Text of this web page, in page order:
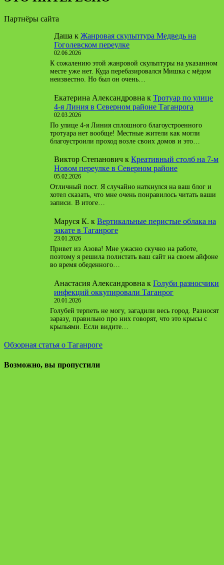
Партнёры сайта
Даша к Жанровая скульптура Медведь на
Гоголевском переулке
02.06.2026
К сожалению этой жанровой скульптуры на указанном
месте уже нет. Куда перебазировался Мишка с мёдом
неизвестно. Но был он очень…
Екатерина Александровна к Тротуар по улице
4-я Линия в Северном районе Таганрога
02.03.2026
По улице 4-я Линия сплошного благоустроенного
тротуара нет вообще! Местные жители как могли
благоустроили проход возле своих домов и это…
Виктор Степанович к Креативный столб на 7-м
Новом переулке в Северном районе
05.02.2026
Отличный пост. Я случайно наткнулся на ваш блог и
хотел сказать, что мне очень понравилось читать ваши
записи. В итоге…
Маруся К. к Вертикальные перистые облака на
закате в Таганроге
23.01.2026
Привет из Азова! Мне ужасно скучно на работе,
поэтому я решила полистать ваш сайт на своем айфоне
во время обеденного…
Анастасия Александровна к Голуби разносчики
инфекций оккупировали Таганрог
20.01.2026
Голубей терпеть не могу, загадили весь город. Разносят
заразу, правильно про них говорят, что это крысы с
крыльями. Если видите…
Обзорная статья о Таганроге
Возможно, вы пропустили